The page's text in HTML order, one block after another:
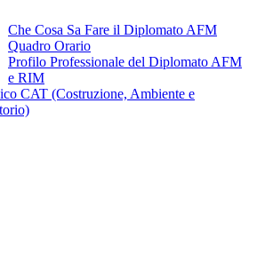
Che Cosa Sa Fare il Diplomato AFM
Quadro Orario
Profilo Professionale del Diplomato AFM
e RIM
CAT (Costruzione, Ambiente e